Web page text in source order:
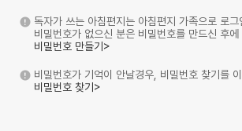
독자가 쓰는 아침편지는 아침편지 가족으로 로
비밀번호가 없으신 분은 비밀번호를 만드신 후
비밀번호 만들기>
비밀번호가 기억이 안날경우, 비밀번호 찾기를
비밀번호 찾기>